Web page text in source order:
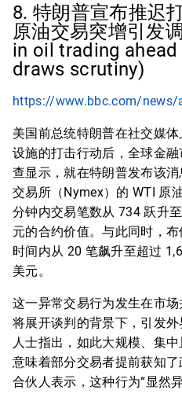
8. 特朗普宣布推迟
原油交易突增引发
in oil trading
draws scrutiny)
https://www.bbc.com/
美国前总统特朗普在社交媒
设施的打击行动后，全球金
查显示，就在特朗普发布该
交易所（Nymex）的 WTI 原
分钟内交易笔数从 734 跃升
元的合约价值。与此同时，
时间内从 20 笔飙升至超过
美元。
这一异常交易行为发生在市
将展开谈判的背景下，引发
人士指出，如此大规模、集
意味着部分交易者提前获知
合伙人表示，这种行为“显然